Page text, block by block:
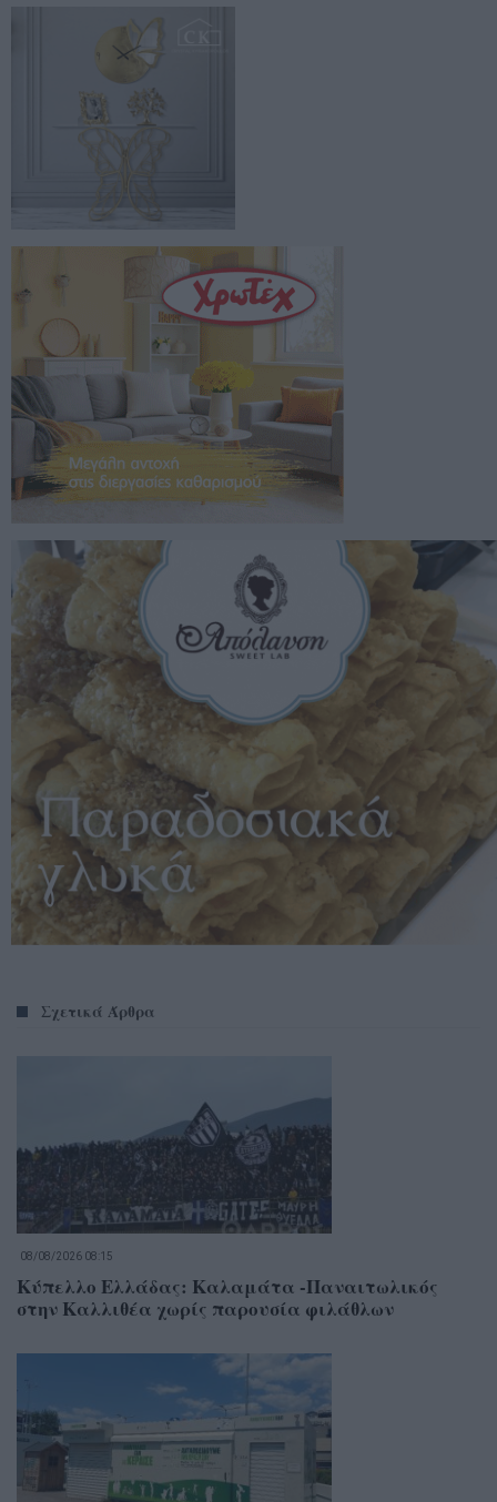
Σχετικά Άρθρα
08/08/2026 08:15
Κύπελλο Ελλάδας: Καλαμάτα -Παναιτωλικός
στην Καλλιθέα χωρίς παρουσία φιλάθλων